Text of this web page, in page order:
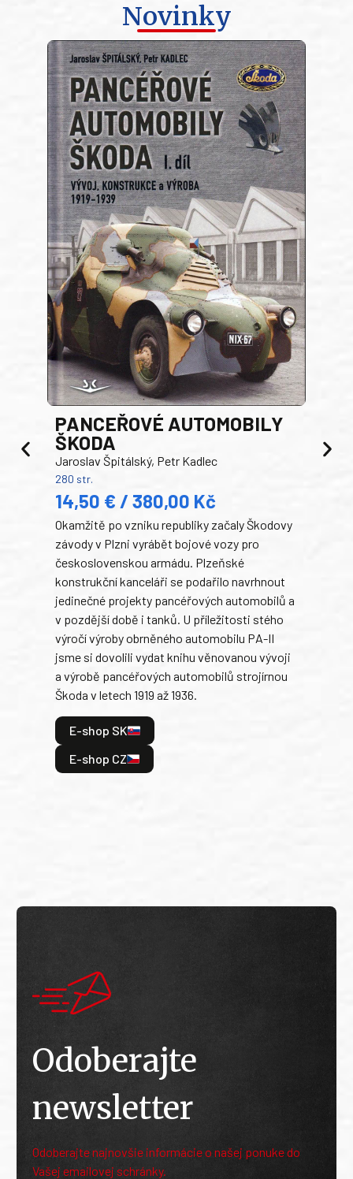
Novinky
PANCEŘOVÉ AUTOMOBILY
ŠKODA
Jaroslav Špitálský, Petr Kadlec
280 str.
14,50 € / 380,00 Kč
Okamžitě po vzniku republiky začaly Škodovy
závody v Plzni vyrábět bojové vozy pro
československou armádu. Plzeňské
konstrukční kanceláři se podařilo navrhnout
jedinečné projekty pancéřových automobilů a
v pozdější době i tanků. U příležitosti stého
výročí výroby obrněného automobilu PA-II
jsme si dovolili vydat knihu věnovanou vývoji
a výrobě pancéřových automobilů strojírnou
Škoda v letech 1919 až 1936.
E-shop SK
E-shop CZ
Odoberajte
newsletter
Odoberajte najnovšie informácie o našej ponuke do
Vašej emailovej schránky.